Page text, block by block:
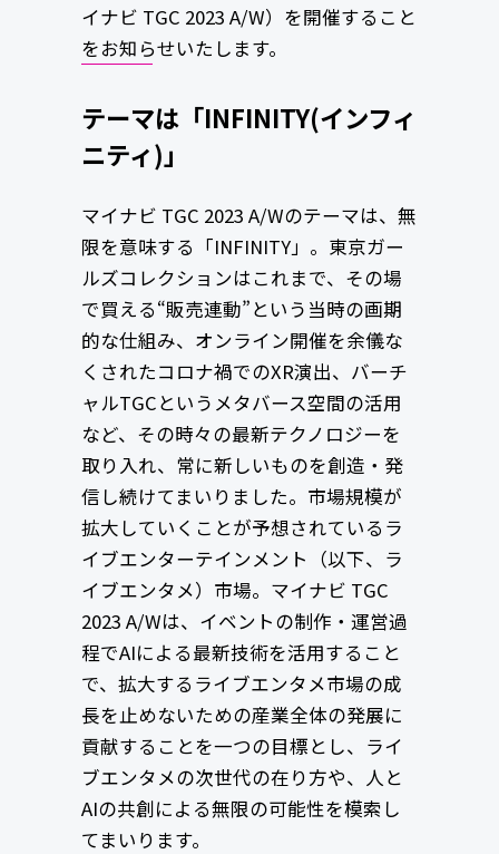
イナビ TGC 2023 A/W）を開催すること
をお知らせいたします。
テーマは「INFINITY(インフィ
ニティ)」
マイナビ TGC 2023 A/Wのテーマは、無
限を意味する「INFINITY」。東京ガー
ルズコレクションはこれまで、その場
で買える“販売連動”という当時の画期
的な仕組み、オンライン開催を余儀な
くされたコロナ禍でのXR演出、バーチ
ャルTGCというメタバース空間の活用
など、その時々の最新テクノロジーを
取り入れ、常に新しいものを創造・発
信し続けてまいりました。市場規模が
拡大していくことが予想されているラ
イブエンターテインメント（以下、ラ
イブエンタメ）市場。マイナビ TGC
2023 A/Wは、イベントの制作・運営過
程でAIによる最新技術を活⽤すること
で、拡⼤するライブエンタメ市場の成
⻑を⽌めないための産業全体の発展に
貢献することを⼀つの⽬標とし、ライ
ブエンタメの次世代の在り方や、⼈と
AIの共創による無限の可能性を模索し
てまいります。